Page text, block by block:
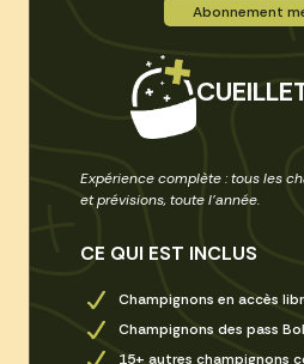
Abonnement
Expérience complète : tous les
et prévisions, toute l’année.
CE QUI EST INCLUS
Champignons en accès
Champignons des pass
15+ autres champignons